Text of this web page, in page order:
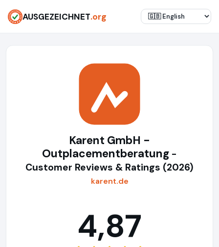
AUSGEZEICHNET.org
Karent GmbH -
Outplacementberatung -
Customer Reviews & Ratings (2026)
karent.de
4,87